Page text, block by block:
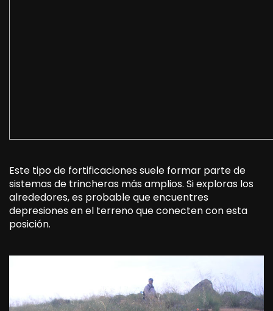
Este tipo de fortificaciones suele formar parte de
sistemas de trincheras más amplios. Si exploras los
alrededores, es probable que encuentres
depresiones en el terreno que conecten con esta
posición.